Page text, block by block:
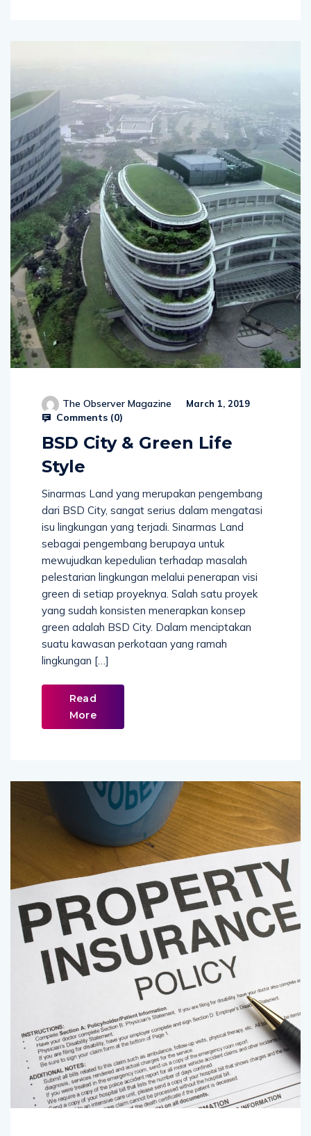
The Observer Magazine March 1, 2019
Comments (0)
BSD City & Green Life
Style
Sinarmas Land yang merupakan pengembang
dari BSD City, sangat serius dalam mengatasi
isu lingkungan yang terjadi. Sinarmas Land
sebagai pengembang berupaya untuk
mewujudkan kepedulian terhadap masalah
pelestarian lingkungan melalui penerapan visi
green di setiap proyeknya. Salah satu proyek
yang sudah konsisten menerapkan konsep
green adalah BSD City. Dalam menciptakan
suatu kawasan perkotaan yang ramah
lingkungan […]
Read
More